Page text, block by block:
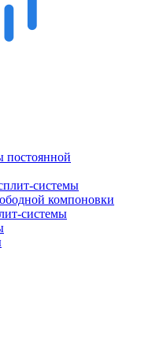
постоянной
системы
компоновки
системы